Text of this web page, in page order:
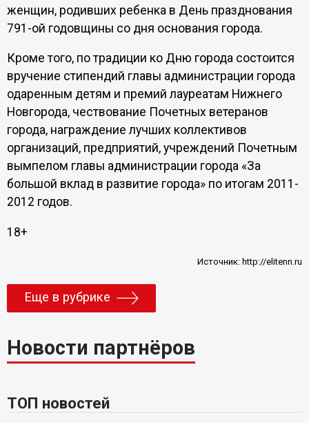
женщин, родивших ребенка в День празднования
791-ой годовщины со дня основания города.
Кроме того, по традиции ко Дню города состоится
вручение стипендий главы администрации города
одаренным детям и премий лауреатам Нижнего
Новгорода, чествование Почетных ветеранов
города, награждение лучших коллективов
организаций, предприятий, учреждений Почетным
вымпелом главы администрации города «За
большой вклад в развитие города» по итогам 2011-
2012 годов.
18+
Источник: http://elitenn.ru
Еще в рубрике
Новости партнёров
ТОП новостей